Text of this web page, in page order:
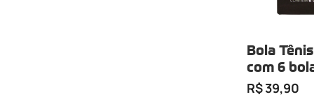
Bola
com 6
branca)
R$ 39,90